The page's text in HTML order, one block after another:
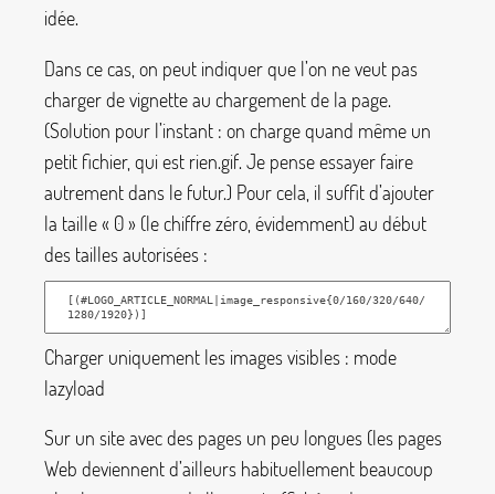
idée.
Dans ce cas, on peut indiquer que l’on ne veut pas
charger de vignette au chargement de la page.
(Solution pour l’instant : on charge quand même un
petit fichier, qui est rien.gif. Je pense essayer faire
autrement dans le futur.) Pour cela, il suffit d’ajouter
la taille « 0» (le chiffre zéro, évidemment) au début
des tailles autorisées :
Charger uniquement les images visibles : mode
lazyload
Sur un site avec des pages un peu longues (les pages
Web deviennent d’ailleurs habituellement beaucoup